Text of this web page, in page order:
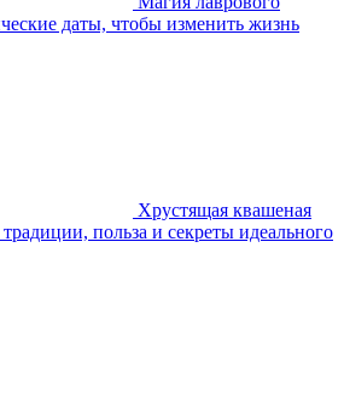
даты, чтобы изменить жизнь
Хрустящая квашеная
польза и секреты идеального